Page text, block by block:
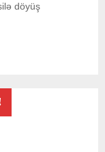
döyüş